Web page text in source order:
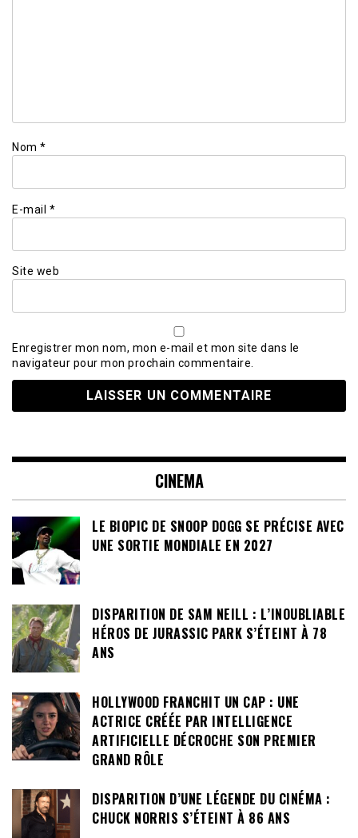
Nom *
E-mail *
Site web
Enregistrer mon nom, mon e-mail et mon site dans le
navigateur pour mon prochain commentaire.
CINEMA
LE BIOPIC DE SNOOP DOGG SE PRÉCISE AVEC
UNE SORTIE MONDIALE EN 2027
DISPARITION DE SAM NEILL : L’INOUBLIABLE
HÉROS DE JURASSIC PARK S’ÉTEINT À 78
ANS
HOLLYWOOD FRANCHIT UN CAP : UNE
ACTRICE CRÉÉE PAR INTELLIGENCE
ARTIFICIELLE DÉCROCHE SON PREMIER
GRAND RÔLE
DISPARITION D’UNE LÉGENDE DU CINÉMA :
CHUCK NORRIS S’ÉTEINT À 86 ANS